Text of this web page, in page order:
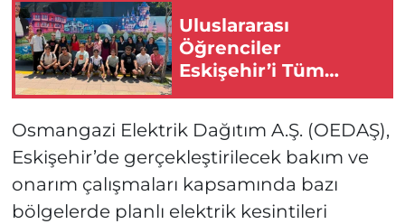
Uluslararası
Öğrenciler
Eskişehir’i Tüm
Yönleriyle Keşfe
Osmangazi Elektrik Dağıtım A.Ş. (OEDAŞ),
Eskişehir’de gerçekleştirilecek bakım ve
onarım çalışmaları kapsamında bazı
bölgelerde planlı elektrik kesintileri